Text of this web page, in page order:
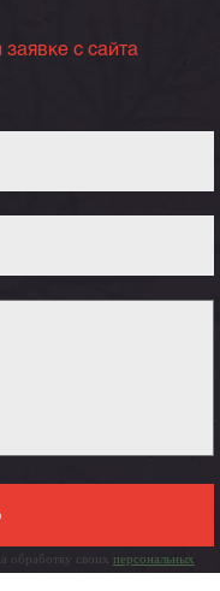
с сайта
обработку своих персональных